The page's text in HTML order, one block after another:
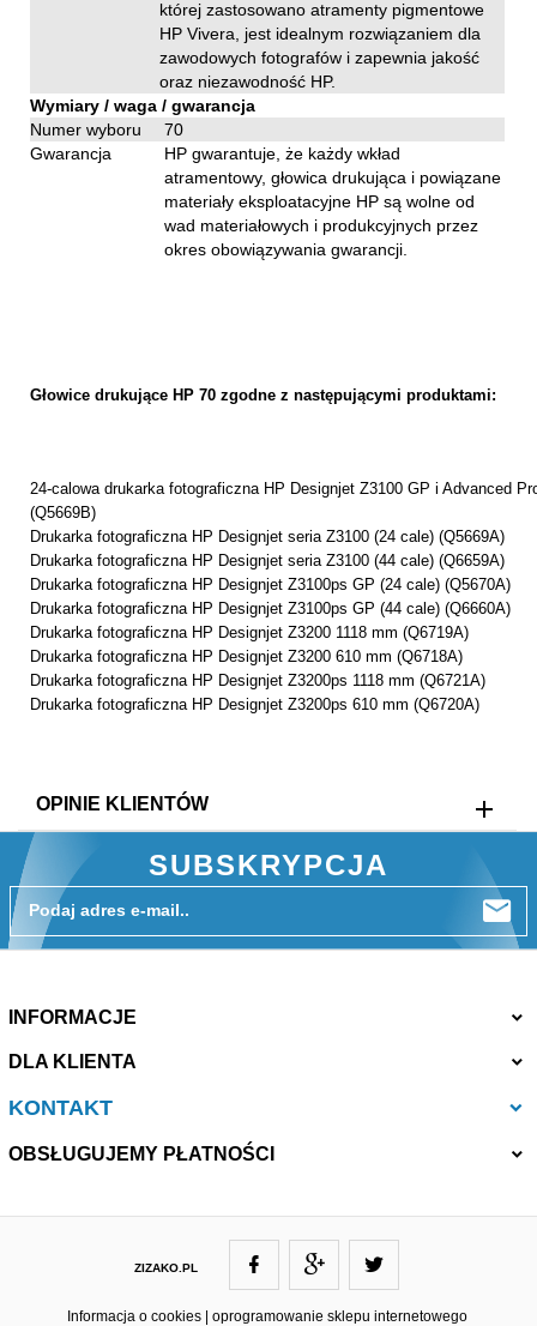
której zastosowano atramenty pigmentowe
HP Vivera, jest idealnym rozwiązaniem dla
zawodowych fotografów i zapewnia jakość
oraz niezawodność HP.
Wymiary / waga / gwarancja
Numer wyboru
70
Gwarancja
HP gwarantuje, że każdy wkład
atramentowy, głowica drukująca i powiązane
materiały eksploatacyjne HP są wolne od
wad materiałowych i produkcyjnych przez
okres obowiązywania gwarancji.
Głowice drukujące HP 70 zgodne z następującymi produktami:
24-calowa drukarka fotograficzna HP Designjet Z3100 GP i Advanced
(Q5669B)
Drukarka fotograficzna HP Designjet seria Z3100 (24 cale) (Q5669A)
Drukarka fotograficzna HP Designjet seria Z3100 (44 cale) (Q6659A)
Drukarka fotograficzna HP Designjet Z3100ps GP (24 cale) (Q5670A)
Drukarka fotograficzna HP Designjet Z3100ps GP (44 cale) (Q6660A)
Drukarka fotograficzna HP Designjet Z3200 1118 mm (Q6719A)
Drukarka fotograficzna HP Designjet Z3200 610 mm (Q6718A)
Drukarka fotograficzna HP Designjet Z3200ps 1118 mm (Q6721A)
Drukarka fotograficzna HP Designjet Z3200ps 610 mm (Q6720A)
OPINIE KLIENTÓW
SUBSKRYPCJA
Podaj adres e-mail..
INFORMACJE
DLA KLIENTA
KONTAKT
OBSŁUGUJEMY PŁATNOŚCI
ZIZAKO.PL
Informacja o cookies oprogramowanie sklepu internetowego